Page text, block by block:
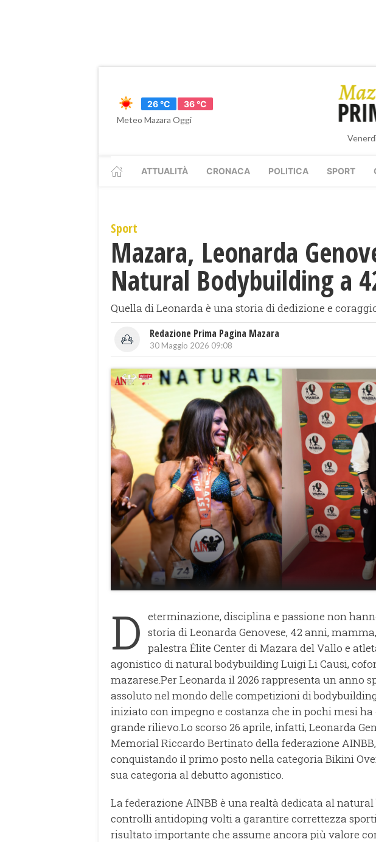
26 °C
36 °C
Meteo Mazara Oggi
ATTUALITÀ CRONACA POLITICA SPORT
Sport
Mazara, Leonarda
Natural Bodybuilding a
Quella di Leonarda è una storia di dedizione e
Redazione Prima Pagina Mazara
30 Maggio 2026 09:08
D eterminazione, disciplina e passione non
storia di Leonarda Genovese, 42 anni,
palestra Élite Center di Mazara del Vallo e
agonistico di natural bodybuilding Luigi Li Causi,
mazarese.Per Leonarda il 2026 rappresenta un anno
assoluto nel mondo delle competizioni di
iniziato con impegno e costanza che in pochi mesi
grande rilievo.Lo scorso 26 aprile, infatti, Leonarda
Memorial Riccardo Bertinato della federazione
conquistando il primo posto nella categoria Bikini
sua categoria al debutto agonistico.
La federazione AINBB è una realtà dedicata al
controlli antidoping volti a garantire correttezza
risultato importante che assume ancora più valore